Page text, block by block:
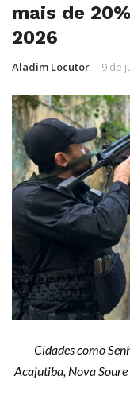
mais de
2026
Aladim Locutor 9 de
Cidades como
Acajutiba, Nova